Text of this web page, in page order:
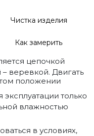
Чистка изделия
Как замерить
цепочкой
веревкой. Двигать
положении
только
влажностью
в условиях,